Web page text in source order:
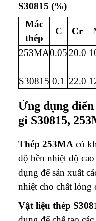
S30815 (%)
Mác
thép
C Cr
253MA
–
S30815
0.05
–
0.1
20.0
–
22.0
Ứng dụng
gỉ S30815,
Thép 253MA có
độ bền nhiệt độ
dụng để sản xuất
nhiệt cho chất lỏng
Vật liệu thép